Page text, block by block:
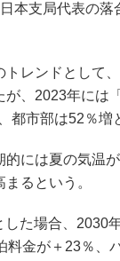
本支局代表の落
レンドとして
、2023年には
都市部は52％増
には夏の気温
るという。
た場合、2030
料金が＋23％、